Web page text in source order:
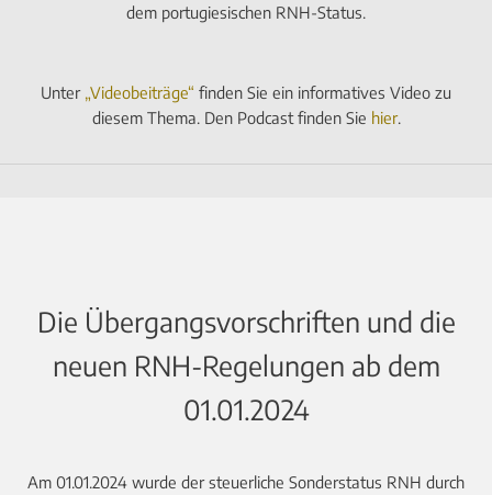
dem portugiesischen RNH-Status.
Unter „Videobeiträge“ finden Sie ein informatives Video zu
diesem Thema. Den Podcast finden Sie hier.
Die Übergangsvorschriften und die
neuen RNH-Regelungen ab dem
01.01.2024
Am 01.01.2024 wurde der steuerliche Sonderstatus RNH durch